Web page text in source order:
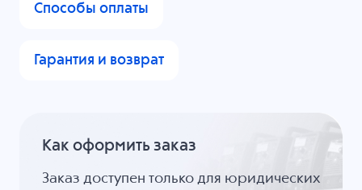
Способы оплаты
Гарантия и возврат
Как оформить заказ
Заказ доступен только для юридических